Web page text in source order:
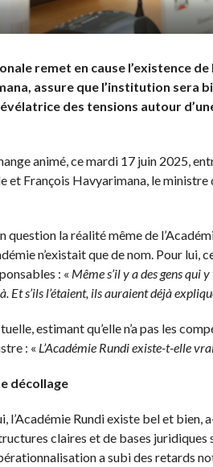
remet en cause l’existence de
assure que l’institution sera
des tensions autour
animé, ce mardi 17 juin 2025,
François Havyarimana, le ministre
la réalité même de
n’existait que de nom. Pour
: « Même s’il y a des gens qui
s’ils l’étaient, ils auraient déjà
estimant qu’elle n’a pas les
: « L’Académie Rundi existe-t-elle
décollage
l’Académie Rundi existe bel et
claires et de bases juridiques
a subi des retards